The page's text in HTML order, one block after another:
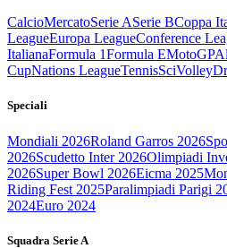
CalcioMercatoSerie ASerie BCoppa
LeagueEuropa LeagueConference
ItalianaFormula 1Formula EMotoGP
CupNations LeagueTennisSciVolley
Speciali
Mondiali 2026Roland Garros 2026
2026Scudetto Inter 2026Olimpiadi
2026Super Bowl 2026Eicma 2025
Riding Fest 2025Paralimpiadi Parigi
2024Euro 2024
Squadra Serie A